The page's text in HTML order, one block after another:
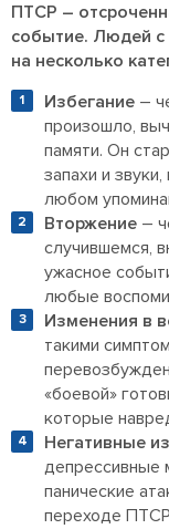
ПТСР –
событие. Людей
на несколько
Избегание –
произошло,
памяти. Он
запахи и
любом
Вторжение –
случившемся,
ужасное
любые
Изменения в
такими
«боевой»
которые
Негативные
депрессивные
панические
переходе